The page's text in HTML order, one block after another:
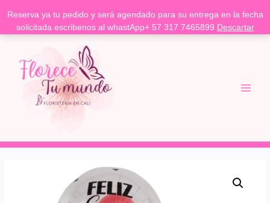
Reserva ya tu pedido y será agendado para su entrega en la fecha
solicitada escribenos al whastApp+ 57 317 7465899 Descartar
contenido